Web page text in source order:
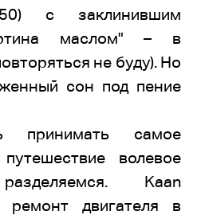
с заклинившим
маслом" – в
не буду). Но
сон под пение
принимать самое
волевое
Kaan
ремонт двигателя в